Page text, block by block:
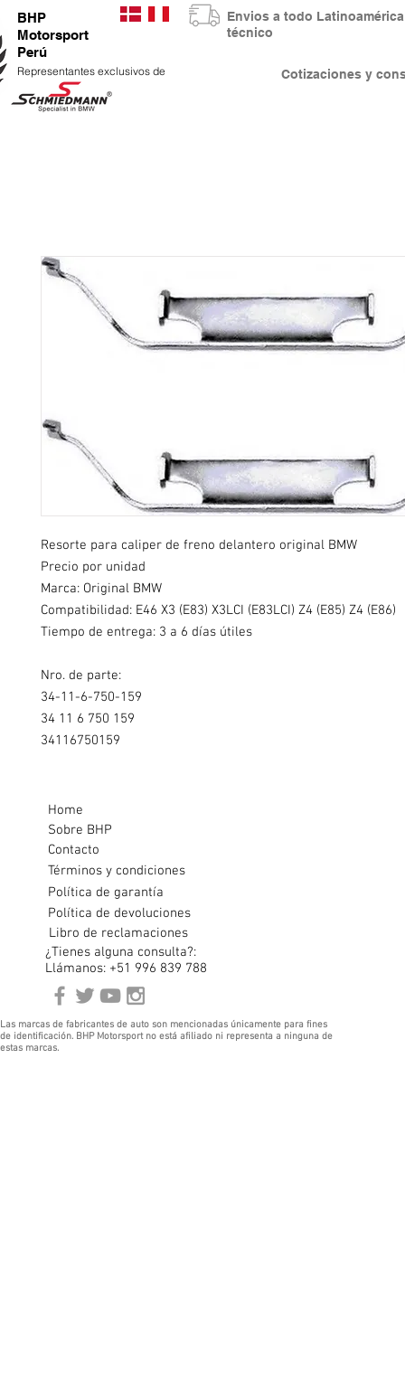
BHP
Motorsport
Perú
Representantes exclusivos de Cotizaciones y
Envios a todo
técnico
Resorte para caliper de freno delantero original BMW
Precio por unidad
Marca: Original BMW
Compatibilidad: E46 X3 (E83) X3LCI (E83LCI) Z4 (E85) Z4 (E86)
Tiempo de entrega: 3 a 6 días útiles
Nro. de parte:
34-11-6-750-159
34 11 6 750 159
34116750159
Home
Sobre BHP
Contacto
Términos y condiciones
Política de garantía
Política de devoluciones
Libro de reclamaciones
¿Tienes alguna consulta?:
Llámanos: +51 996 839 788
Las marcas de fabricantes de auto son mencionadas únicamente para fines
de identificación. BHP Motorsport no está afiliado ni representa a ninguna de
estas marcas.